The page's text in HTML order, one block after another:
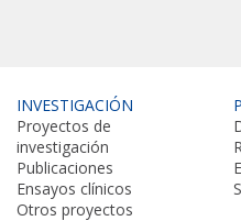
INVESTIGACIÓN
Proyectos de
investigación
Publicaciones
Ensayos clínicos
Otros proyectos